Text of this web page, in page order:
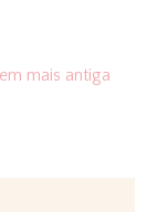
mais antiga